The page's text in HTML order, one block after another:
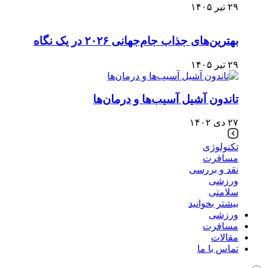
۲۹ تیر ۱۴۰۵
بهترین‌های جذاب جام‌جهانی ۲۰۲۶ در یک نگاه
۲۹ تیر ۱۴۰۵
تاندون آشیل آسیب‌ها و درمان‌ها
۲۷ دی ۱۴۰۲
تکنولوژی
مسافرت
نقد و بررسی
ورزشی
سلامتی
بیشتر بخوانید
ورزشی
مسافرت
مقالات
تماس با ما